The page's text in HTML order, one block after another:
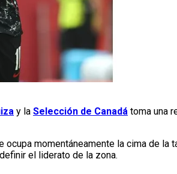
y la Selección de Canadá toma una
momentáneamente la cima de la
el liderato de la zona.